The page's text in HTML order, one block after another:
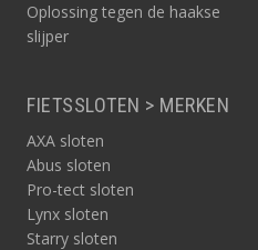
Oplossing tegen de haakse
slijper
FIETSSLOTEN > MERKEN
AXA sloten
Abus sloten
Pro-tect sloten
Lynx sloten
Starry sloten